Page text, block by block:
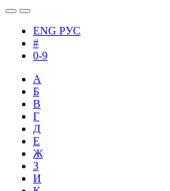
ENG РУС
#
0-9
А
Б
В
Г
Д
Е
Ж
З
И